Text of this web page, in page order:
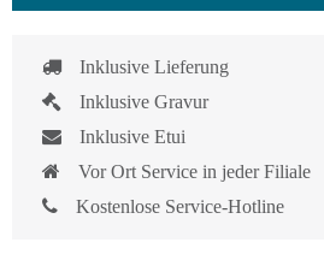
Inklusive Lieferung
Inklusive Gravur
Inklusive Etui
Vor Ort Service in jeder Filiale
Kostenlose Service-Hotline